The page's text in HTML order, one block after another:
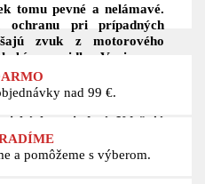
tomu pevné a nelámavé.
ochranu pri prípadných
zvuk z motorového
vozidla. V zimnom
zohreje, čo má vplyv na
státí dlhšie udrží teplotu.
klinových remeňov,
zariadení.Udržujú
Spoľahlivo nahradí
montovacie
nad 99 €.
a pomôžeme s výberom.